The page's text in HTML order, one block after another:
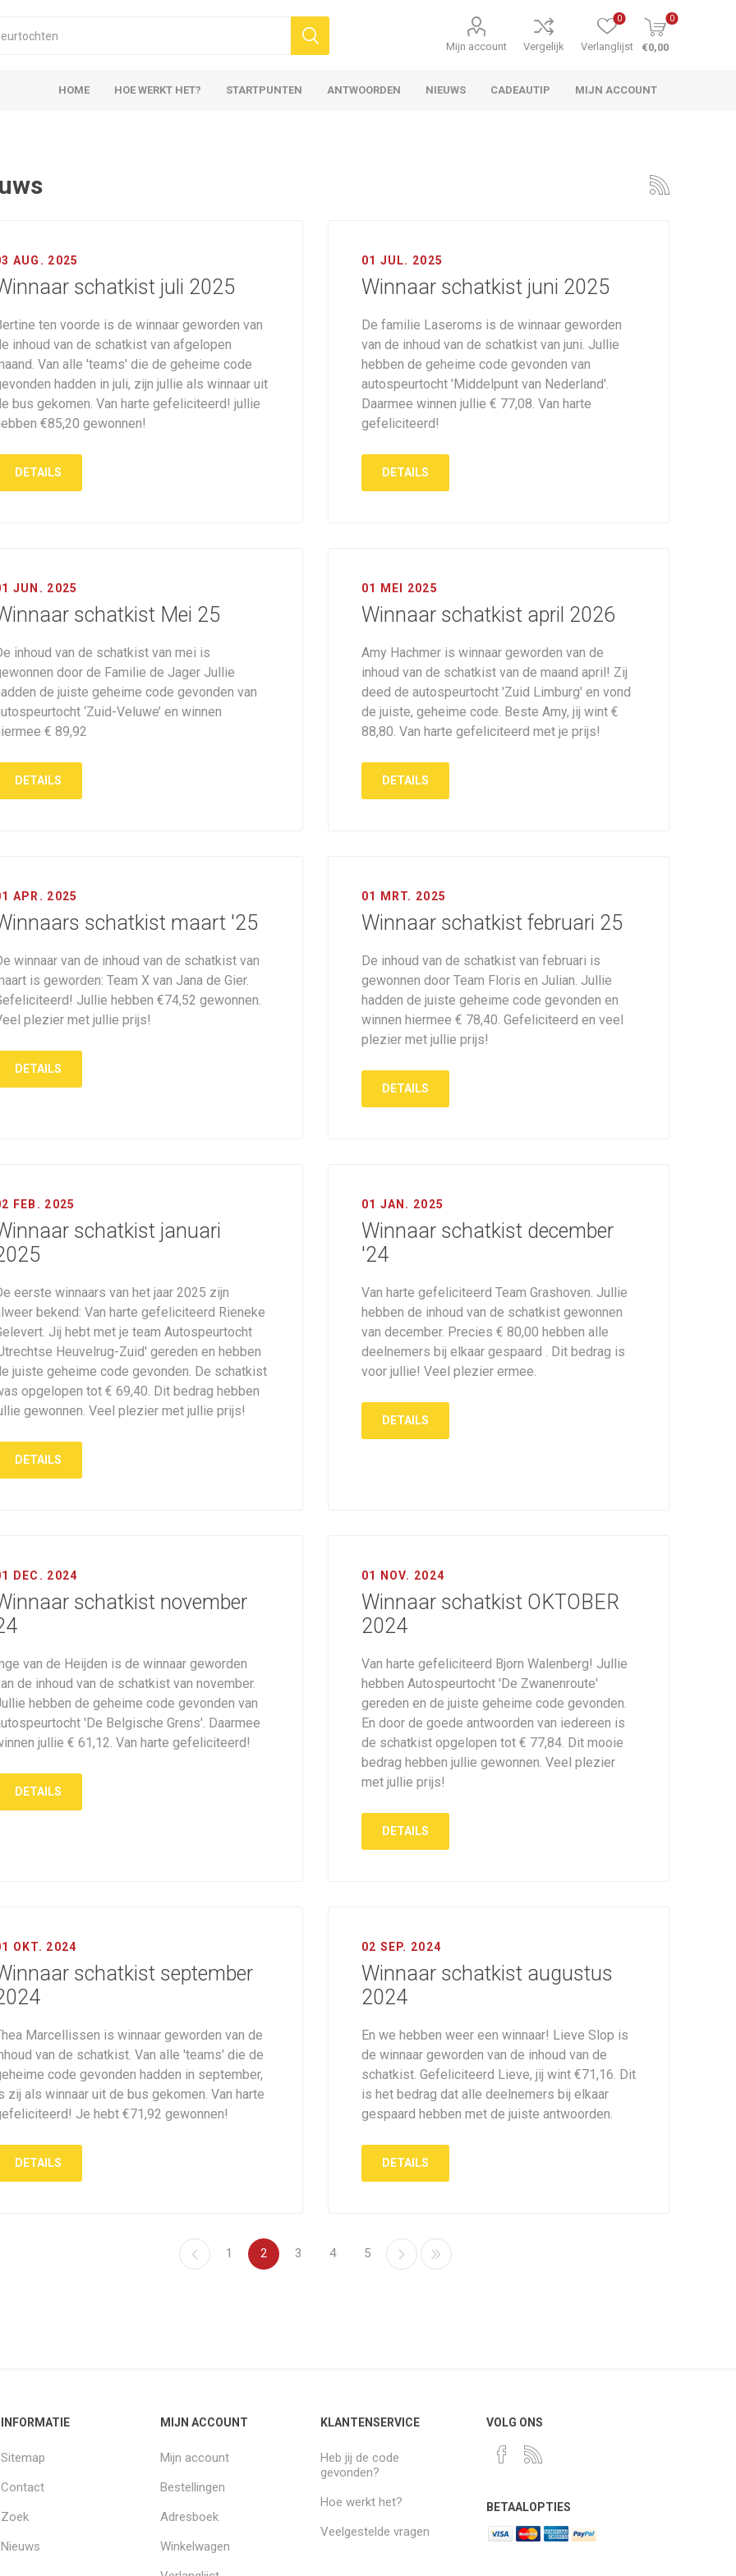
Mijn account Vergelijk Verlanglijst
0 0
€0,00
HOME HOE WERKT HET? STARTPUNTEN ANTWOORDEN NIEUWS CADEAUTIP MIJN ACCOUNT
AUG. 2025
schatkist juli 2025
ten voorde is de winnaar geworden van
inhoud van de schatkist van afgelopen
Van alle 'teams' die de geheime code
hadden in juli, zijn jullie als winnaar uit
bus gekomen. Van harte gefeliciteerd! jullie
€85,20 gewonnen!
DETAILS
01 JUL. 2025
Winnaar schatkist juni 2025
De familie Laseroms is de winnaar geworden
van de inhoud van de schatkist van juni. Jullie
hebben de geheime code gevonden van
autospeurtocht 'Middelpunt van Nederland'.
Daarmee winnen jullie € 77,08. Van harte
gefeliciteerd!
DETAILS
JUN. 2025
schatkist Mei 25
inhoud van de schatkist van mei is
door de Familie de Jager Jullie
de juiste geheime code gevonden van
‘Zuid-Veluwe’ en winnen
€ 89,92
DETAILS
01 MEI 2025
Winnaar schatkist april 2026
Amy Hachmer is winnaar geworden van de
inhoud van de schatkist van de maand april! Zij
deed de autospeurtocht 'Zuid Limburg' en vond
de juiste, geheime code. Beste Amy, jij wint €
88,80. Van harte gefeliciteerd met je prijs!
DETAILS
APR. 2025
schatkist maart '25
winnaar van de inhoud van de schatkist van
is geworden: Team X van Jana de Gier.
Jullie hebben €74,52 gewonnen.
plezier met jullie prijs!
DETAILS
01 MRT. 2025
Winnaar schatkist februari 25
De inhoud van de schatkist van februari is
gewonnen door Team Floris en Julian. Jullie
hadden de juiste geheime code gevonden en
winnen hiermee € 78,40. Gefeliciteerd en veel
plezier met jullie prijs!
DETAILS
FEB. 2025
schatkist januari
eerste winnaars van het jaar 2025 zijn
bekend: Van harte gefeliciteerd Rieneke
Jij hebt met je team Autospeurtocht
Heuvelrug-Zuid' gereden en hebben
juiste geheime code gevonden. De schatkist
opgelopen tot € 69,40. Dit bedrag hebben
gewonnen. Veel plezier met jullie prijs!
DETAILS
01 JAN. 2025
Winnaar schatkist december
'24
Van harte gefeliciteerd Team Grashoven. Jullie
hebben de inhoud van de schatkist gewonnen
van december. Precies € 80,00 hebben alle
deelnemers bij elkaar gespaard . Dit bedrag is
voor jullie! Veel plezier ermee.
DETAILS
DEC. 2024
schatkist november
van de Heijden is de winnaar geworden
de inhoud van de schatkist van november.
hebben de geheime code gevonden van
'De Belgische Grens'. Daarmee
jullie € 61,12. Van harte gefeliciteerd!
DETAILS
01 NOV. 2024
Winnaar schatkist OKTOBER
2024
Van harte gefeliciteerd Bjorn Walenberg! Jullie
hebben Autospeurtocht 'De Zwanenroute'
gereden en de juiste geheime code gevonden.
En door de goede antwoorden van iedereen is
de schatkist opgelopen tot € 77,84. Dit mooie
bedrag hebben jullie gewonnen. Veel plezier
met jullie prijs!
DETAILS
OKT. 2024
schatkist september
Marcellissen is winnaar geworden van de
van de schatkist. Van alle 'teams' die de
code gevonden hadden in september,
zij als winnaar uit de bus gekomen. Van harte
Je hebt €71,92 gewonnen!
DETAILS
02 SEP. 2024
Winnaar schatkist augustus
2024
En we hebben weer een winnaar! Lieve Slop is
de winnaar geworden van de inhoud van de
schatkist. Gefeliciteerd Lieve, jij wint €71,16. Dit
is het bedrag dat alle deelnemers bij elkaar
gespaard hebben met de juiste antwoorden.
DETAILS
1 2 3 4 5
INFORMATIE
Sitemap
Contact
Zoek
Nieuws
MIJN ACCOUNT
Mijn account
Bestellingen
Adresboek
Winkelwagen
KLANTENSERVICE
Heb jij de code
gevonden?
Hoe werkt het?
Veelgestelde vragen
VOLG ONS
BETAALOPTIES